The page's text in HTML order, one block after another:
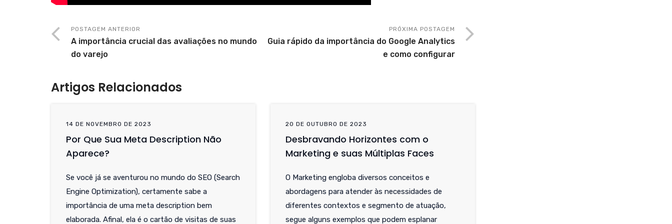
POSTAGEM ANTERIOR
A importância crucial das avaliações no mundo
do varejo
PRÓXIMA POSTAGEM
Guia rápido da importância do Google Analytics
e como configurar
Artigos Relacionados
14 DE NOVEMBRO DE 2023
Por Que Sua Meta Description Não
Aparece?
Se você já se aventurou no mundo do SEO (Search
Engine Optimization), certamente sabe a
importância de uma meta description bem
elaborada. Afinal, ela é o cartão de visitas de suas
20 DE OUTUBRO DE 2023
Desbravando Horizontes com o
Marketing e suas Múltiplas Faces
O Marketing engloba diversos conceitos e
abordagens para atender às necessidades de
diferentes contextos e segmento de atuação,
segue alguns exemplos que podem esplanar